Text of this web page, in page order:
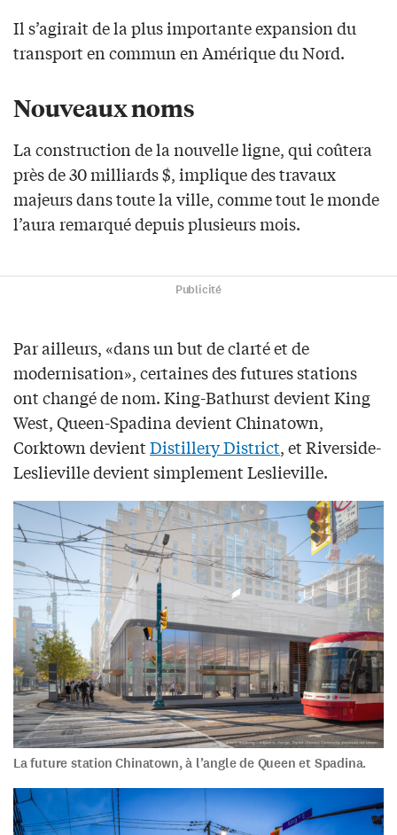
Il s’agirait de la plus importante expansion du
transport en commun en Amérique du Nord.
Nouveaux noms
La construction de la nouvelle ligne, qui coûtera
près de 30 milliards $, implique des travaux
majeurs dans toute la ville, comme tout le monde
l’aura remarqué depuis plusieurs mois.
Publicité
Par ailleurs, «dans un but de clarté et de
modernisation», certaines des futures stations
ont changé de nom. King-Bathurst devient King
West, Queen-Spadina devient Chinatown,
Corktown devientDistillery District, et Riverside-
Leslieville devient simplement Leslieville.
La future station Chinatown, à l’angle de Queen et Spadina.